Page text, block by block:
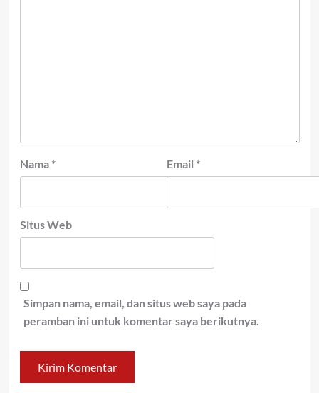
Nama * Email *
Situs Web
Simpan nama, email, dan situs web saya pada
peramban ini untuk komentar saya berikutnya.